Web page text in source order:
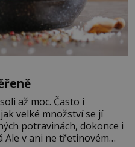
až moc. Často i
velké množství se jí
potravinách, dokonce i
v ani ne třetinovém